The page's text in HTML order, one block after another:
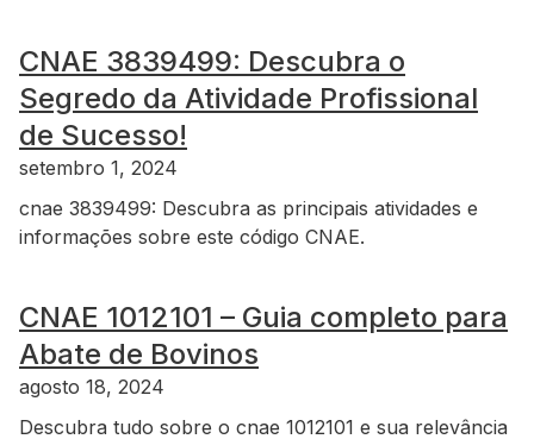
CNAE 3839499: Descubra o
Segredo da Atividade Profissional
de Sucesso!
setembro 1, 2024
cnae 3839499: Descubra as principais atividades e
informações sobre este código CNAE.
CNAE 1012101 – Guia completo para
Abate de Bovinos
agosto 18, 2024
Descubra tudo sobre o cnae 1012101 e sua relevância